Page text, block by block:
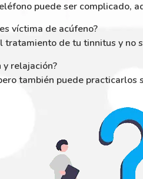
puede ser complicado,
víctima de acúfeno?
tratamiento de tu tinnitus y no
relajación?
también puede practicarlos